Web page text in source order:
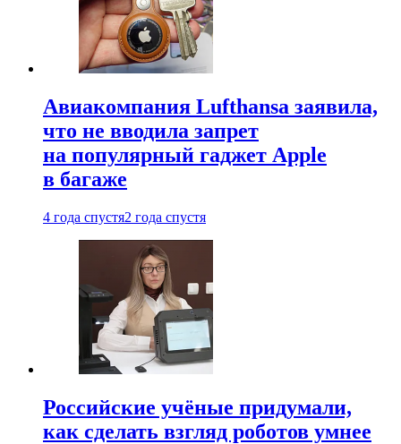
Авиакомпания Lufthansa заявила,
что не вводила запрет
на популярный гаджет Apple
в багаже
4 года спустя2 года спустя
Российские учёные придумали,
как сделать взгляд роботов умнее